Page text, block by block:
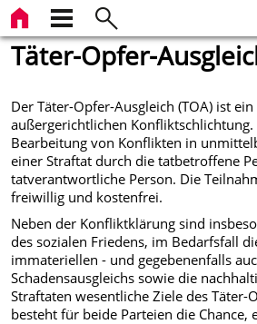
Täter-Opfer-
Der Täter-Opfer-Ausgleich (TOA) ist
außergerichtlichen
Bearbeitung von Konflikten in
einer Straftat durch die tatbetroffene
tatverantwortliche Person. Die
freiwillig und kostenfrei.
Neben der Konfliktklärung sind
des sozialen Friedens, im Bedarfsfall
immateriellen - und gegebenenfalls
Schadensausgleichs sowie die
Straftaten wesentliche Ziele des Täter-
besteht für beide Parteien die